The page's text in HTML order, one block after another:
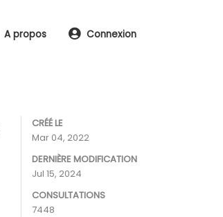
A propos Connexion
CRÉÉ LE
Mar 04, 2022
DERNIÈRE MODIFICATION
Jul 15, 2024
CONSULTATIONS
7448